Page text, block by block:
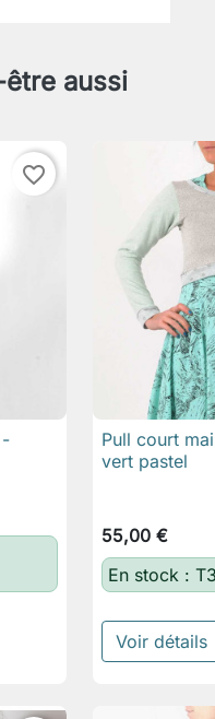
aussi
favorite_border
-

Pull court
vert pastel
55,00 €
En stock :
Voir détails